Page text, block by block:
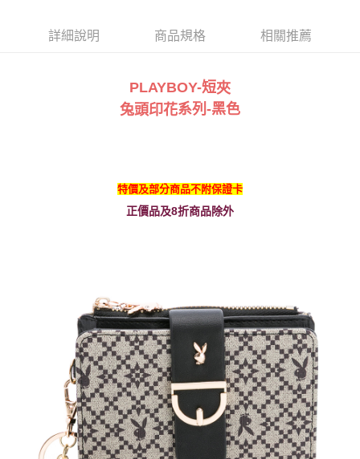
每筆NT$100，滿NT$700(含以上)免運費
詳細說明 商品規格 相關推薦
PLAYBOY-短夾
兔頭印花系列 -黑色
特價及部分商品不附保證卡
正價品及8折商品除外